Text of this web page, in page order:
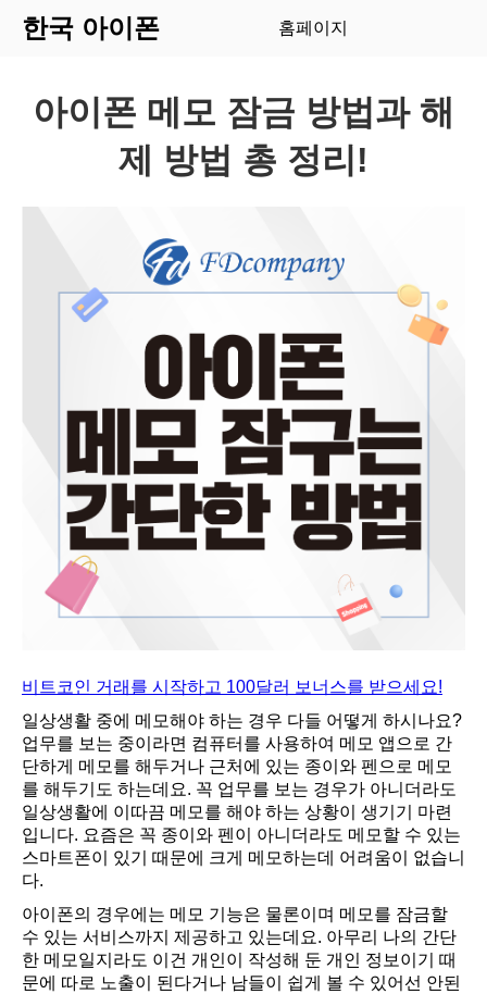
한국 아이폰 홈페이지
아이폰 메모 잠금 방법과 해
제 방법 총 정리!
비트코인 거래를 시작하고 100달러 보너스를 받으세요!
일상생활 중에 메모해야 하는 경우 다들 어떻게 하시나요?
업무를 보는 중이라면 컴퓨터를 사용하여 메모 앱으로 간
단하게 메모를 해두거나 근처에 있는 종이와 펜으로 메모
를 해두기도 하는데요. 꼭 업무를 보는 경우가 아니더라도
일상생활에 이따끔 메모를 해야 하는 상황이 생기기 마련
입니다. 요즘은 꼭 종이와 펜이 아니더라도 메모할 수 있는
스마트폰이 있기 때문에 크게 메모하는데 어려움이 없습니
다.
아이폰의 경우에는 메모 기능은 물론이며 메모를 잠금할
수 있는 서비스까지 제공하고 있는데요. 아무리 나의 간단
한 메모일지라도 이건 개인이 작성해 둔 개인 정보이기 때
문에 따로 노출이 된다거나 남들이 쉽게 볼 수 있어선 안된